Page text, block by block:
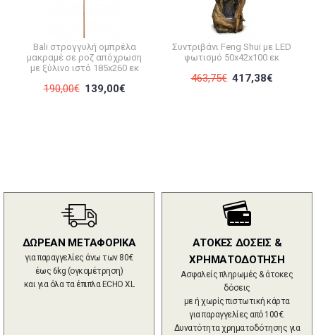
Bali στρογγυλή ομπρέλα
μακραμέ σε ροζ απόχρωση
με ξύλινο ιστό 185x260 εκ
190,00€ 139,00€
Συντριβάνι Feng Shui με LED
φωτισμό 50x42x100 εκ
463,75€ 417,38€
ΔΩΡΕΑΝ ΜΕΤΑΦΟΡΙΚΑ
για παραγγελίες άνω των 80€
έως 6kg (ογκομέτρηση)
και για όλα τα έπιπλα ECHO XL
ΑΤΟΚΕΣ ΔΟΣΕΙΣ &
ΧΡΗΜΑΤΟΔΟΤΗΣΗ
Ασφαλείς πληρωμές & άτοκες
δόσεις
με ή χωρίς πιστωτική κάρτα
για παραγγελίες από 100€.
Δυνατότητα χρηματοδότησης για